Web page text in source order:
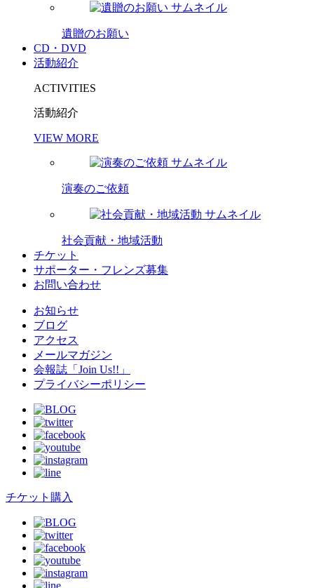
遺贈のお願い
CD・DVD
活動紹介
ACTIVITIES
活動紹介
VIEW MORE
演奏のご依頼
社会貢献・地域活動
チケット
サポーター・フレンズ募集
お問い合わせ
お知らせ
ブログ
アクセス
メールマガジン
会報誌「Join Us!!」
プライバシーポリシー
チケット購入